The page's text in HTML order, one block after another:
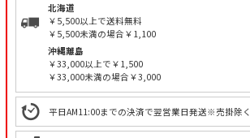
北海道
￥5,500以上で送料無料
￥5,500未満の場合￥1,100
沖縄離島
￥33,000以上で￥1,500
￥33,000未満の場合￥3,000
平日AM11:00までの決済で翌営業日発送※売掛除く